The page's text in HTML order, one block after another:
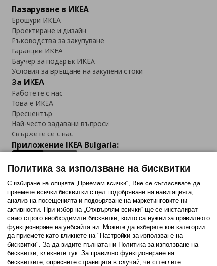
Пазаруване в ИКЕА
Брошури ИКЕА
Проектиране и дизайн
Ръководства за закупуване
Гаранции ИКЕА
Ваучер за подарък ИКЕА
Условия за връщане на закупени стоки
За ИКЕА
Работете с нас
Това е ИКЕА
Пресцентър
Най-често задавани въпроси
Свържете се с нас
Приложение IKEA Bulgaria:
Последвайте ни:
FacebookTwitterYoutubePinterestInstagram
Политика за използване на бисквитки
С избиране на опцията „Приемам всички“, Вие се съгласявате да
приемете всички бисквитки с цел подобряване на навигацията,
анализ на посещенията и подобряване на маркетинговите ни
активности. При избор на „Отхвърлям всички“ ще се инсталират
само строго необходимитe бисквитки, които са нужни за правилното
функциониране на уебсайта ни. Можете да изберете кои категории
да приемете като кликнете на "Настройки за използване на
бисквитки". За да видите пълната ни Политика за използване на
бисквитки, кликнете тук. За правилно функциониране на
бисквитките, опреснете страницата в случай, че оттеглите